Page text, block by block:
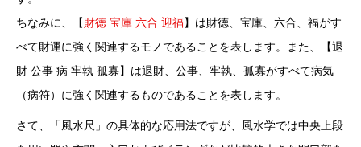
ちなみに、【財徳 宝庫 六合 迎福】は財徳、宝庫、六合、福がす
べて財運に強く関連するモノであることを表します。また、【退
財 公事 病 牢執 孤寡】は退財、公事、牢執、孤寡がすべて病気
（病符）に強く関連するものであることを表します。
さて、「風水尺」の具体的な応用法ですが、風水学では中央上段